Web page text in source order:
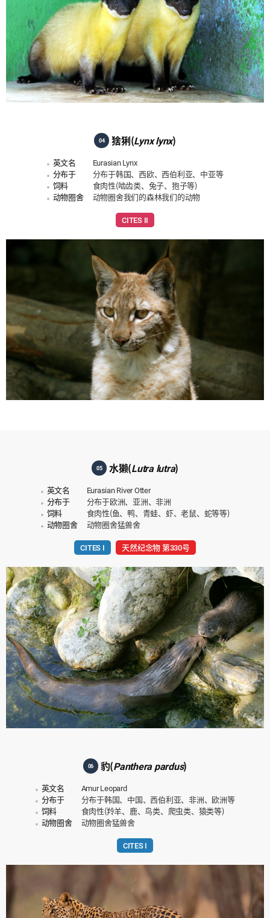
04 猞猁(Lynx lynx)
英文名
Eurasian Lynx
分布于
分布于韩国、西欧、西伯利亚、中亚等
饲料
食肉性(啮齿类、兔子、狍子等)
动物圈舍
动物圈舍我们的森林我们的动物
CITES II
05 水獭(Lutra lutra)
英文名
Eurasian River Otter
分布于
分布于欧洲、亚洲、非洲
饲料
食肉性(鱼、鸭、青蛙、虾、老鼠、蛇等等)
动物圈舍
动物圈舍猛兽舍
CITES I
天然纪念物 第330号
06 豹(Panthera pardus)
英文名
Amur Leopard
分布于
分布于韩国、中国、西伯利亚、非洲、欧洲等
饲料
食肉性(羚羊、鹿、鸟类、爬虫类、猿类等)
动物圈舍
动物圈舍猛兽舍
CITES I